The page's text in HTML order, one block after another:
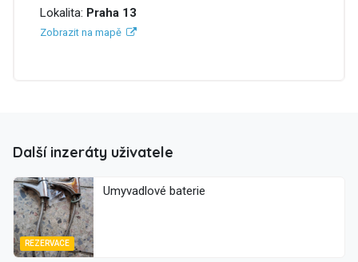
Lokalita: Praha 13
Zobrazit na mapě
Další inzeráty uživatele
REZERVACE
Umyvadlové baterie